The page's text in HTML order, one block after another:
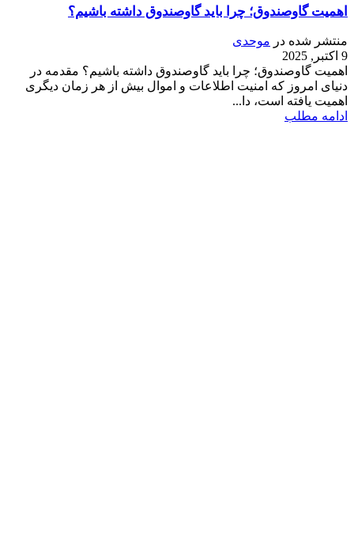
اهمیت گاوصندوق؛ چرا باید گاوصندوق داشته باشیم؟
منتشر شده در موحدی
9 اکتبر, 2025
اهمیت گاوصندوق؛ چرا باید گاوصندوق داشته باشیم؟ مقدمه در
دنیای امروز که امنیت اطلاعات و اموال بیش از هر زمان دیگری
اهمیت یافته است، دا...
ادامه مطلب